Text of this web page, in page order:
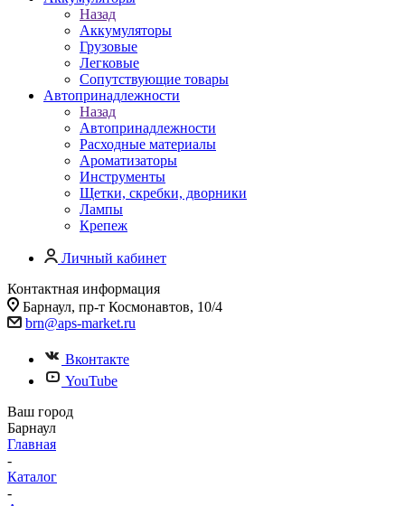
Назад
Аккумуляторы
Грузовые
Легковые
Сопутствующие товары
Автопринадлежности
Назад
Автопринадлежности
Расходные материалы
Ароматизаторы
Инструменты
Щетки, скребки, дворники
Лампы
Крепеж
Личный кабинет
Контактная информация
Барнаул, пр-т Космонавтов, 10/4
brn@aps-market.ru
Вконтакте
YouTube
Ваш город
Барнаул
Главная
-
Каталог
-